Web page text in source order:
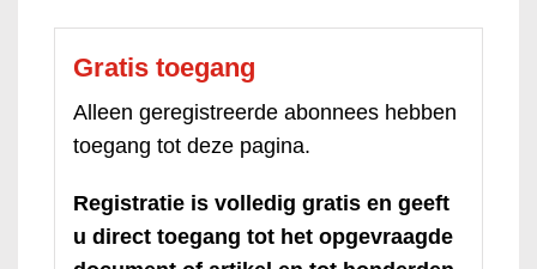
Gratis toegang
Alleen geregistreerde abonnees hebben
toegang tot deze pagina.
Registratie is volledig gratis en geeft
u direct toegang tot het opgevraagde